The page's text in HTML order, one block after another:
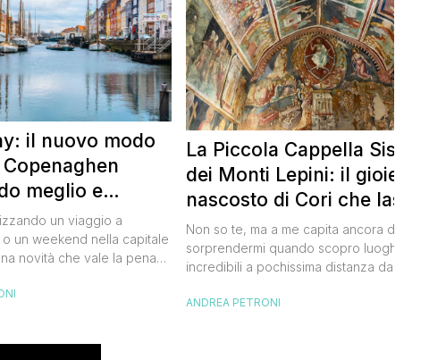
il nuovo modo
meglio e
meno
un viaggio a
un weekend nella capitale
novità che vale la pena
un’iniziativa che premia i
La Piccola Cappella Sistina
dei Monti Lepini: il gioiello
nascosto di Cori che lascia
senza parole
Non so te, ma a me capita ancora di
sorprendermi quando scopro luoghi
incredibili a pochissima distanza da Roma
non lo conoscessi prima?”. L’Oratorio della
ANDREA PETRONI